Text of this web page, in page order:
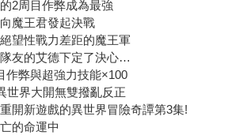
2周目作弊成為最強
魔王君發起決戰
望性戰力差距的魔王軍
友的艾德下定了決心…
作弊與超強力技能×100
世界大開無雙撥亂反正
開新遊戲的異世界冒險奇譚第3集!
的命運中